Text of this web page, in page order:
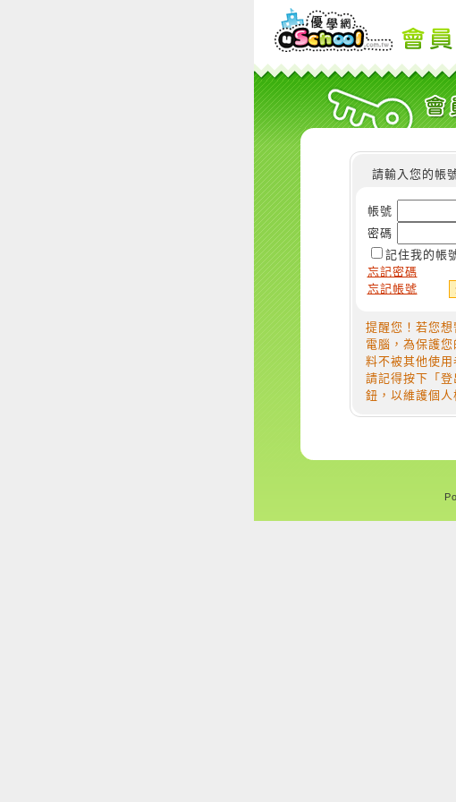
請輸入您的帳
帳號
密碼
記住我的帳
忘記密碼
忘記帳號
提醒您！若您想
電腦，為保護
料不被其他使用
請記得按下「登
鈕，以維護個人